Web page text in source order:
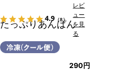
たっぷりあんぱん
4.9 （8）
レビ
ュー
を見
る
290円